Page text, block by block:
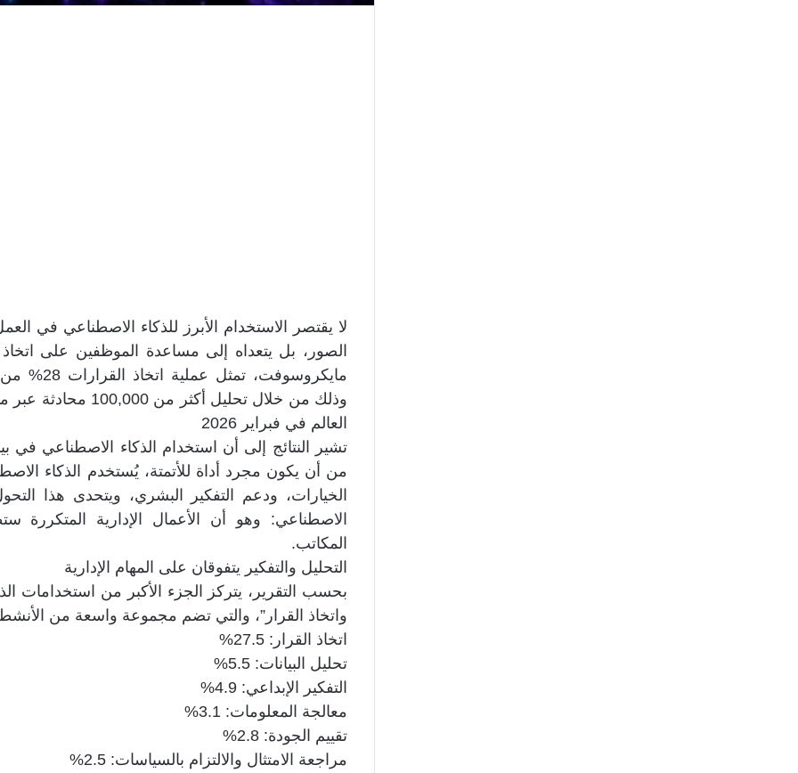
لا يقتصر الاستخدام الأبرز للذكاء الاصطناعي في
الصور، بل يتعداه إلى مساعدة الموظفين على
العالم في فبراير 2026
تشير النتائج إلى أن استخدام الذكاء الاصطناعي في
من أن يكون مجرد أداة للأتمتة، يُستخدم الذكاء
الخيارات، ودعم التفكير البشري، ويتحدى هذا
الاصطناعي: وهو أن الأعمال الإدارية
المكاتب.
التحليل والتفكير يتفوقان على المهام الإدارية
بحسب التقرير، يتركز الجزء الأكبر من استخدامات
واتخاذ القرار”، والتي تضم مجموعة واسعة من الأنشطة
اتخاذ القرار: 27.5%
تحليل البيانات: 5.5%
التفكير الإبداعي: 4.9%
معالجة المعلومات: 3.1%
تقييم الجودة: 2.8%
مراجعة الامتثال والالتزام بالسياسات: 2.5%